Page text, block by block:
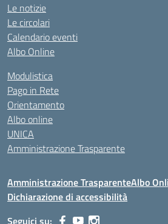
Le notizie
Le circolari
Calendario eventi
Albo Online
Modulistica
Pago in Rete
Orientamento
Albo online
UNICA
Amministrazione Trasparente
Amministrazione TrasparenteAlbo
Dichiarazione di accessibilità
Seguici su: